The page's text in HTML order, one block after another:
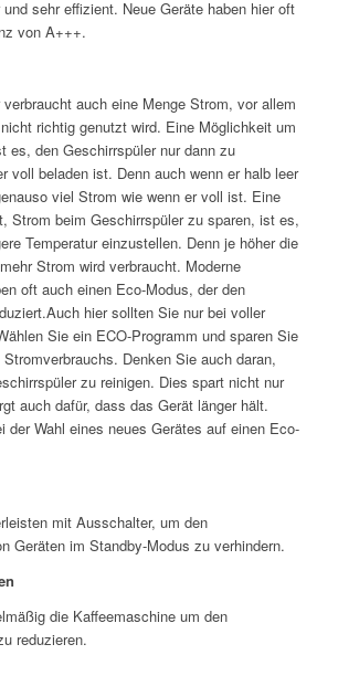
sehr effizient. Neue Geräte haben hier oft
von A+++.
auch eine Menge Strom, vor allem
richtig genutzt wird. Eine Möglichkeit um
es, den Geschirrspüler nur dann zu
voll beladen ist. Denn auch wenn er halb leer
viel Strom wie wenn er voll ist. Eine
Strom beim Geschirrspüler zu sparen, ist es,
Temperatur einzustellen. Denn je höher die
Strom wird verbraucht. Moderne
oft auch einen Eco-Modus, der den
hier sollten Sie nur bei voller
Sie ein ECO-Programm und sparen Sie
Denken Sie auch daran,
zu reinigen. Dies spart nicht nur
auch dafür, dass das Gerät länger hält.
der Wahl eines neues Gerätes auf einen Eco-
mit Ausschalter, um den
Geräten im Standby-Modus zu verhindern.
die Kaffeemaschine um den
reduzieren.